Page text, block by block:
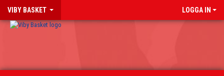
VIBY BASKET LOGGA IN